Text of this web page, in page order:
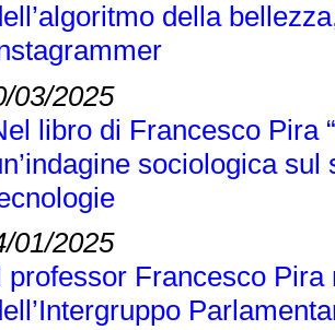
della
03/2025
libro di Francesco Pira
sociologica
01/2025
professor Francesco